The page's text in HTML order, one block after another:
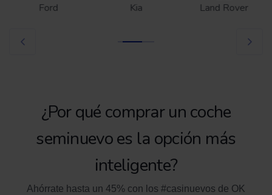
Ford Kia Land Rover
¿Por qué comprar un coche
seminuevo es la opción más
inteligente?
Ahórrate hasta un 45% con los #casinuevos de OK